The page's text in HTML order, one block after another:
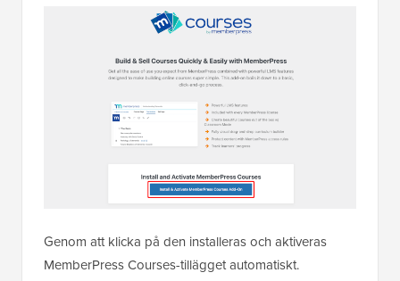
Genom att klicka på den installeras och aktiveras
MemberPress Courses-tillägget automatiskt.